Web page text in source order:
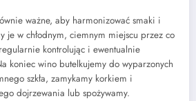
ważne, aby harmonizować smaki i
je w chłodnym, ciemnym miejscu przez co
kontrolując i ewentualnie
koniec wino butelkujemy do wyparzonych
szkła, zamykamy korkiem i
dojrzewania lub spożywamy.